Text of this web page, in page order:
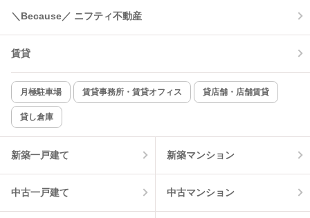
コンロ2口以上
新着のみ インターネット無料
該当件数:
10
＼Because／ ニフティ不動産
賃貸
月極駐車場 賃貸事務所・賃貸オフィス 貸店舗・店舗賃貸
貸し倉庫
新築一戸建て 新築マンション
中古一戸建て 中古マンション